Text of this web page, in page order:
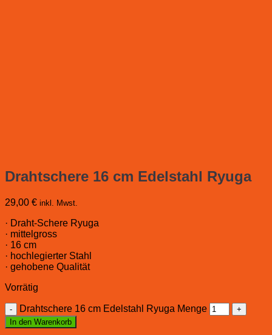
Drahtschere 16 cm Edelstahl Ryuga
29,00 € inkl. Mwst.
· Draht-Schere Ryuga
· mittelgross
· 16 cm
· hochlegierter Stahl
· gehobene Qualität
Vorrätig
Drahtschere 16 cm Edelstahl Ryuga Menge
In den Warenkorb